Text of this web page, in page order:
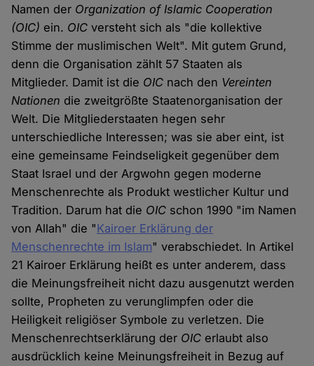
Namen der Organization of Islamic Cooperation
(OIC) ein. OIC versteht sich als "die kollektive
Stimme der muslimischen Welt". Mit gutem Grund,
denn die Organisation zählt 57 Staaten als
Mitglieder. Damit ist die OIC nach den Vereinten
Nationen die zweitgrößte Staatenorganisation der
Welt. Die Mitgliederstaaten hegen sehr
unterschiedliche Interessen; was sie aber eint, ist
eine gemeinsame Feindseligkeit gegenüber dem
Staat Israel und der Argwohn gegen moderne
Menschenrechte als Produkt westlicher Kultur und
Tradition. Darum hat die OIC schon 1990 "im Namen
von Allah" die "Kairoer Erklärung der
Menschenrechte im Islam" verabschiedet. In Artikel
21 Kairoer Erklärung heißt es unter anderem, dass
die Meinungsfreiheit nicht dazu ausgenutzt werden
sollte, Propheten zu verunglimpfen oder die
Heiligkeit religiöser Symbole zu verletzen. Die
Menschenrechtserklärung der OIC erlaubt also
ausdrücklich keine Meinungsfreiheit in Bezug auf